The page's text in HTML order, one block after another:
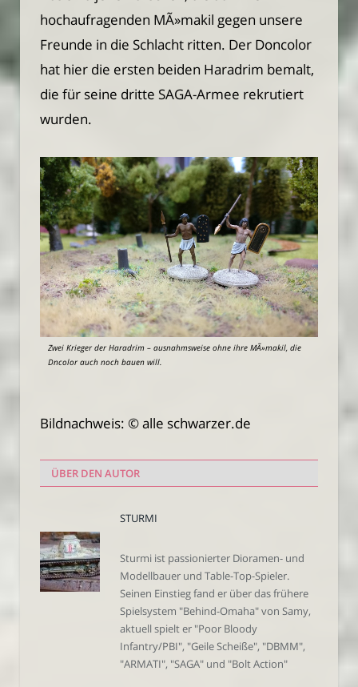
hochaufragenden MÃ»makil gegen unsere
Freunde in die Schlacht ritten. Der Doncolor
hat hier die ersten beiden Haradrim bemalt,
die für seine dritte SAGA-Armee rekrutiert
wurden.
Zwei Krieger der Haradrim – ausnahmsweise ohne ihre MÃ»makil, die
Dncolor auch noch bauen will.
Bildnachweis: © alle schwarzer.de
ÜBER DEN AUTOR
STURMI
Sturmi ist passionierter Dioramen- und
Modellbauer und Table-Top-Spieler.
Seinen Einstieg fand er über das frühere
Spielsystem "Behind-Omaha" von Samy,
aktuell spielt er "Poor Bloody
Infantry/PBI", "Geile Scheiße", "DBMM",
"ARMATI", "SAGA" und "Bolt Action"